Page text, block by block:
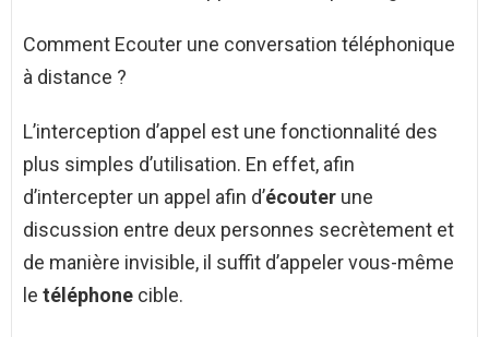
Comment Ecouter une conversation téléphonique
à distance ?
L’interception d’appel est une fonctionnalité des
plus simples d’utilisation. En effet, afin
d’intercepter un appel afin d’écouter une
discussion entre deux personnes secrètement et
de manière invisible, il suffit d’appeler vous-même
le téléphone cible.